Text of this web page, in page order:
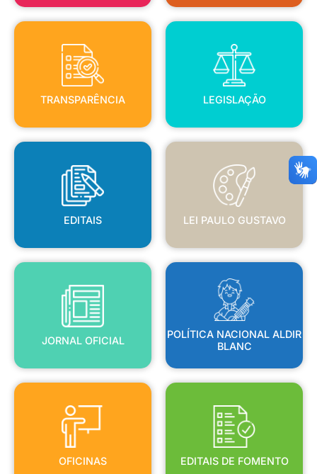
TRANSPARÊNCIA
TRANSPARÊNCIA
LEGISLAÇÃO
LEGISLAÇÃO
EDITAIS
EDITAIS
LEI PAULO GUSTAVO
LEI PAULO GUSTAVO
JORNAL OFICIAL
JORNAL OFICIAL
POLÍTICA NACIONAL ALDIR
BLANC
POLÍTICA NACIONAL ALDIR
BLANC
OFICINAS
OFICINAS
EDITAIS DE FOMENTO
EDITAIS DE FOMENTO